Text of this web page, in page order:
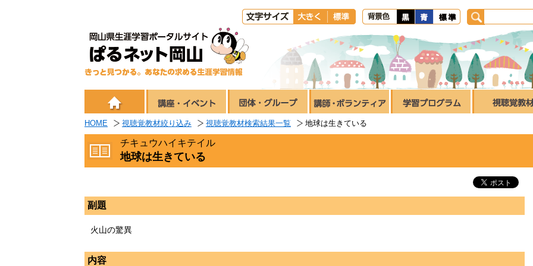
HOME 視聴覚教材絞り込み 視聴覚教材検索結果一覧 地球は生きている
チキュウハイキテイル
地球は生きている
副題
火山の驚異
内容